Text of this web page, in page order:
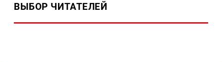
ВЫБОР ЧИТАТЕЛЕЙ